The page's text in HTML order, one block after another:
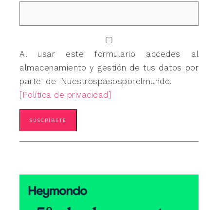
Al usar este formulario accedes al
almacenamiento y gestión de tus datos por
parte de Nuestrospasosporelmundo.
[Política de privacidad]